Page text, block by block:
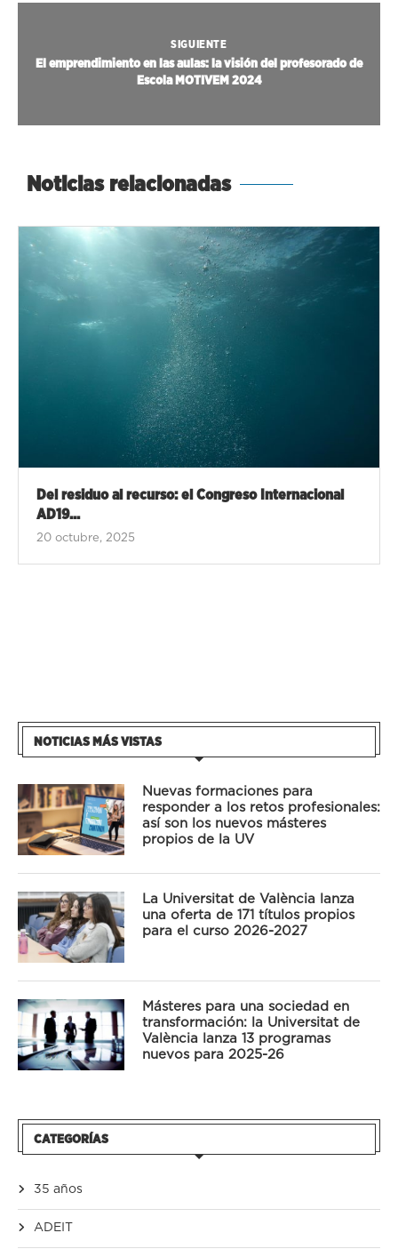
SIGUIENTE
El emprendimiento en las aulas: la visión del profesorado de
Escola MOTIVEM 2024
Noticias relacionadas
Del residuo al recurso: el Congreso Internacional
AD19...
20 octubre, 2025
NOTICIAS MÁS VISTAS
Nuevas formaciones para
responder a los retos profesionales:
así son los nuevos másteres
propios de la UV
La Universitat de València lanza
una oferta de 171 títulos propios
para el curso 2026-2027
Másteres para una sociedad en
transformación: la Universitat de
València lanza 13 programas
nuevos para 2025-26
CATEGORÍAS
35 años
ADEIT